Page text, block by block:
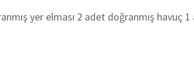
yer elması 2 adet doğranmış